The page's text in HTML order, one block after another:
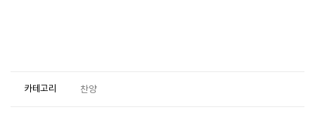
카테고리 찬양